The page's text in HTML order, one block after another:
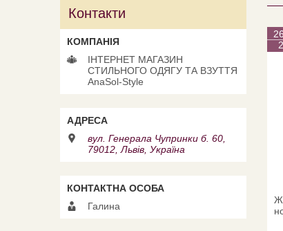
Контакти
ІНТЕРНЕТ МАГАЗИН
СТИЛЬНОГО ОДЯГУ ТА ВЗУТТЯ
AnaSol-Style
вул. Генерала Чупринки б. 60,
79012, Львів, Україна
Галина